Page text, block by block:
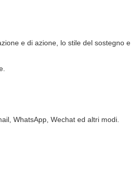
e di azione, lo stile del sostegno e
WhatsApp, Wechat ed altri modi.